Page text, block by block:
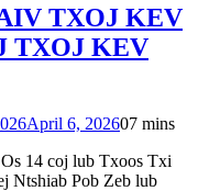
TXOJ KEV
TXOJ KEV
April 6, 202607 mins
14 coj lub Txoos Txi
Ntshiab Pob Zeb lub